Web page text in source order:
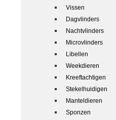
Vissen
Dagvlinders
Nachtvlinders
Microvlinders
Libellen
Weekdieren
Kreeftachtigen
Stekelhuidigen
Manteldieren
Sponzen